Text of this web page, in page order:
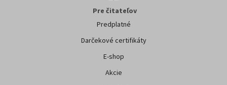
Pre čitateľov
Predplatné
Darčekové certifikáty
E-shop
Akcie